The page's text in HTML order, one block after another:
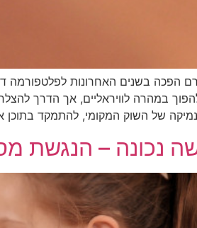
להפוך במהרה לוויראליים, אך הדרך
של השוק המקומי, להתמקד בתוכן
נכונה – הנגשת